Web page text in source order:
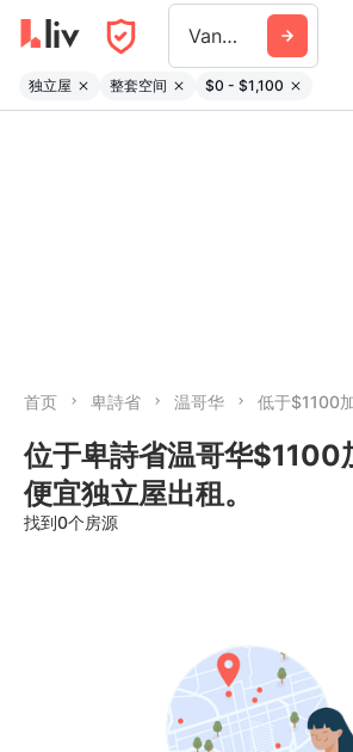
Vancouver
独立屋 整套空间 $0 - $1,100
首页 卑詩省 温哥华 低于$1100
位于卑詩省温哥华$1100
便宜独立屋出租。
找到0个房源